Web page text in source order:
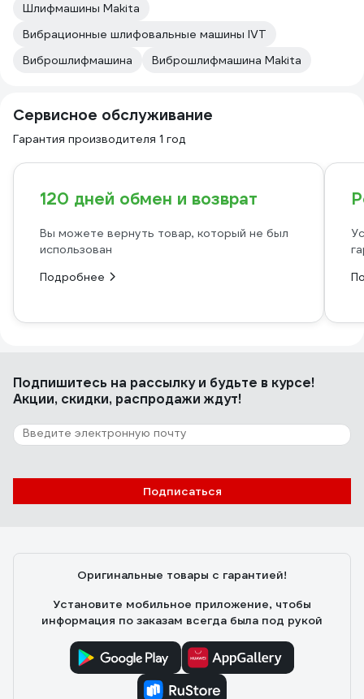
Шлифмашины Makita
Вибрационные шлифовальные машины IVT
Виброшлифмашина
Виброшлифмашина Makita
Сервисное обслуживание
Гарантия производителя 1 год
120 дней обмен и возврат
Вы можете вернуть товар, который не был
использован
Подробнее
Подпишитесь на рассылкуи будьте в курсе!
Акции, скидки, распродажи ждут!
Подписаться
Оригинальные товары с гарантией!
Установите мобильное приложение, чтобы
информация по заказам всегда была под рукой